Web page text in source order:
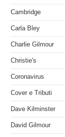
Cambridge
Carla Bley
Charlie Gilmour
Christie's
Coronavirus
Cover e Tributi
Dave Kilminster
David Gilmour